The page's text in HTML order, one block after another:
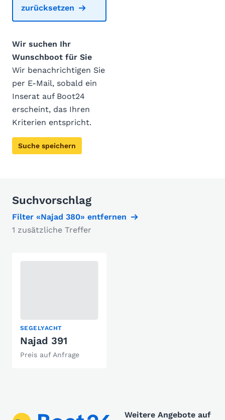
zurücksetzen
Wir suchen Ihr
Wunschboot für Sie
Wir benachrichtigen Sie
per E-Mail, sobald ein
Inserat auf Boot24
erscheint, das Ihren
Kriterien entspricht.
Suche speichern
Suchvorschlag
Filter «Najad 380» entfernen
1 zusätzliche Treffer
SEGELYACHT
Najad 391
Preis auf Anfrage
Weitere Angebote auf